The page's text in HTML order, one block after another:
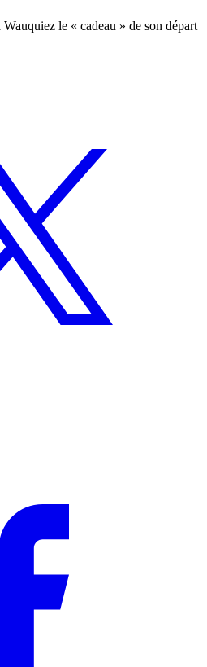
le « cadeau » de son départ